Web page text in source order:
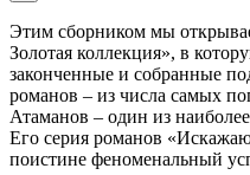
Этим сборником мы
Золотая коллекция», в
законченные и собранные
романов – из числа самых
Атаманов – один из
Его серия романов
поистине феноменальный